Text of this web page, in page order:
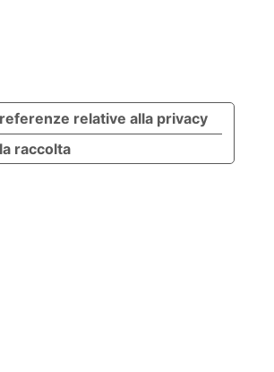
raccolta
relative alla privacy